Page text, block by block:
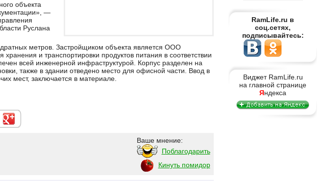
объекта
—
Руслана
метров. Застройщиком объекта является ООО
и транспортировки продуктов питания в соответствии
всей инженерной инфраструктурой. Корпус разделен на
также в здании отведено место для офисной части. Ввод в
мест, заключается в материале.
Ваше мнение:
Поблагодарить
Кинуть помидор
RamLife.ru в
соц.сетях,
подписывайтесь:
Виджет RamLife.ru
на главной странице
Яндекса